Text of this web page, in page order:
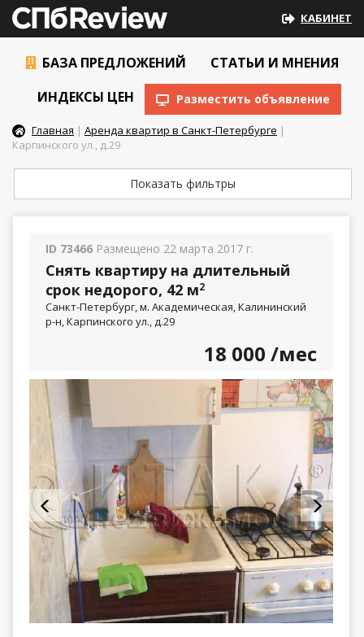
КАБИНЕТ
БАЗА ПРЕДЛОЖЕНИЙ
СТАТЬИ И МНЕНИЯ
ИНДЕКСЫ ЦЕН
Разместить объявление
Главная | Аренда квартир в Санкт-Петербурге |
Карпинского ул., д.29
Показать фильтры
ID 73466 Размещено 22 марта 2017 г.
Снять квартиру на длительный
срок недорого, 42 м2
Санкт-Петербург, м. Академическая, Калининский
р-н, Карпинского ул., д.29
18 000 /мес